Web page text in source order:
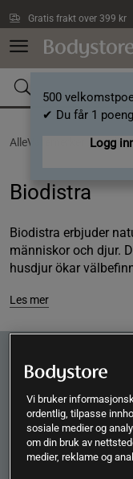
Gratis frakt over 399 kr
500
✔ Du får 1
Logg
AlleVaremerker /
Biodistra
Biodistra erbjuder
människor och djur.
husdjur ökar
Les mer
Meld deg på vårt
nyheter.
Vi bruker
ordentlig, tilpasse
sosiale medier og
om din bruk av
medier, reklame og